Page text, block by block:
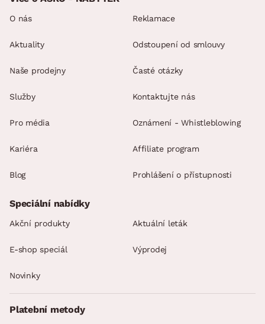
O nás
Aktuality
Naše prodejny
Služby
Pro média
Kariéra
Blog
Reklamace
Odstoupení od smlouvy
Časté otázky
Kontaktujte nás
Oznámení - Whistleblowing
Affiliate program
Prohlášení o přístupnosti
Speciální nabídky
Akční produkty Aktuální leták
E-shop speciál Výprodej
Novinky
Platební metody